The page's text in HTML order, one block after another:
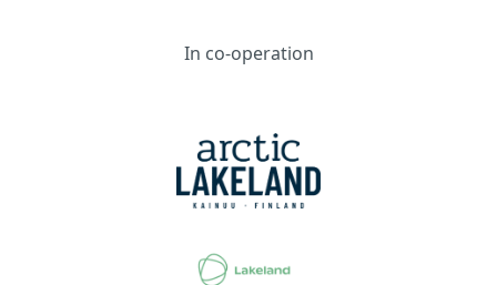
In co-operation